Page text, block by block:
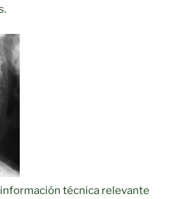
técnica relevante